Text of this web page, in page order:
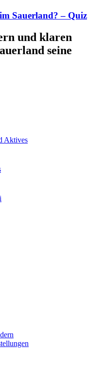
Sauerland? – Quiz
und klaren
seine
Aktives